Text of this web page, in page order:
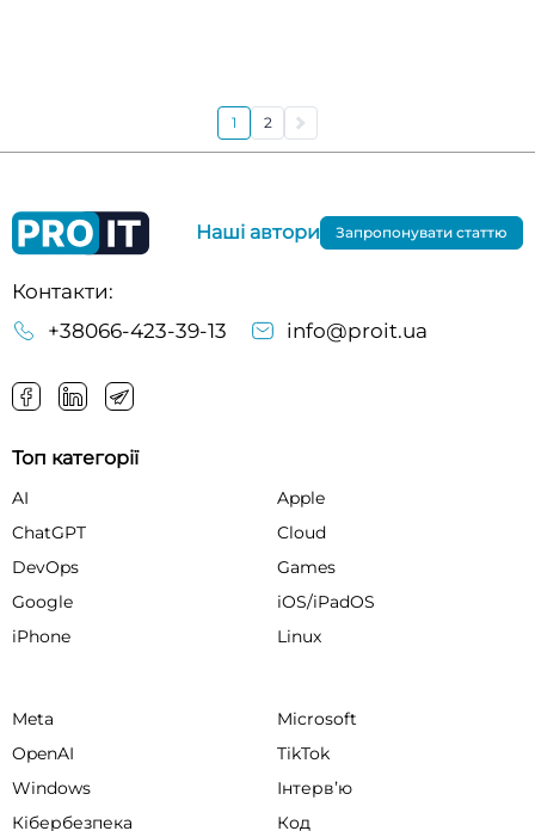
1 2
Контакти:
+38066-423-39-13
info@proit.ua
Наші автори Запропонувати статтю
Топ категорії
AI
Apple
ChatGPT
Cloud
DevOps
Games
Google
iOS/iPadOS
iPhone
Linux
Meta
Microsoft
OpenAI
TikTok
Windows
Інтервʼю
Кібербезпека
Код